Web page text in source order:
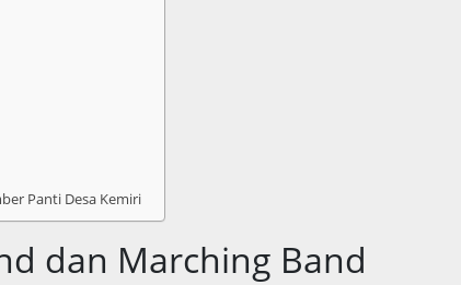
Panti Desa Kemiri
dan Marching Band